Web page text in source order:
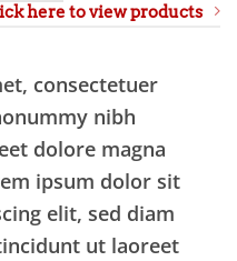
here to view products
consectetuer
nibh
dolore magna
ipsum dolor sit
elit, sed diam
ut laoreet